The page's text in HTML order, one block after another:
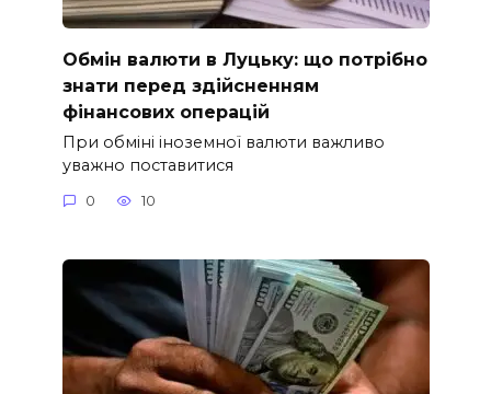
Обмін валюти в Луцьку: що потрібно
знати перед здійсненням
фінансових операцій
При обміні іноземної валюти важливо
уважно поставитися
0 10